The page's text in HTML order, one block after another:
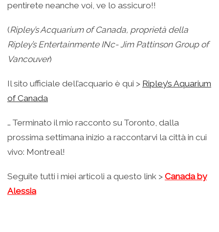
pentirete neanche voi, ve lo assicuro!!
(Ripley’s Acquarium of Canada, proprietà della
Ripley’s Entertainmente INc- Jim Pattinson Group of
Vancouver)
Il sito ufficiale dell’acquario è qui > Ripley’s Aquarium
of Canada
… Terminato il mio racconto su Toronto, dalla
prossima settimana inizio a raccontarvi la città in cui
vivo: Montreal!
Seguite tutti i miei articoli a questo link > Canada by
Alessia